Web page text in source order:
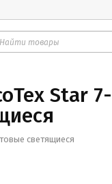
Star
светящиеся